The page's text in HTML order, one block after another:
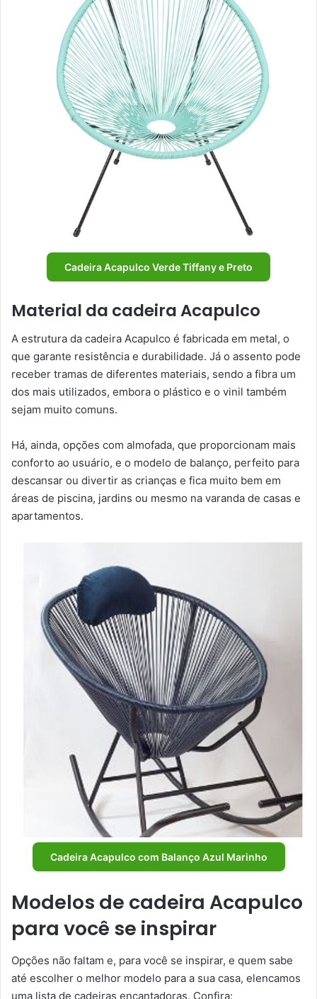
Cadeira Acapulco Verde Tiffany e Preto
Material da cadeira Acapulco
A estrutura da cadeira Acapulco é fabricada em metal, o
que garante resistência e durabilidade. Já o assento pode
receber tramas de diferentes materiais, sendo a fibra um
dos mais utilizados, embora o plástico e o vinil também
sejam muito comuns.
Há, ainda, opções com almofada, que proporcionam mais
conforto ao usuário, e o modelo de balanço, perfeito para
descansar ou divertir as crianças e fica muito bem em
áreas de piscina, jardins ou mesmo na varanda de casas e
apartamentos.
Cadeira Acapulco com Balanço Azul Marinho
Modelos de cadeira Acapulco
para você se inspirar
Opções não faltam e, para você se inspirar, e quem sabe
até escolher o melhor modelo para a sua casa, elencamos
uma lista de cadeiras encantadoras. Confira: